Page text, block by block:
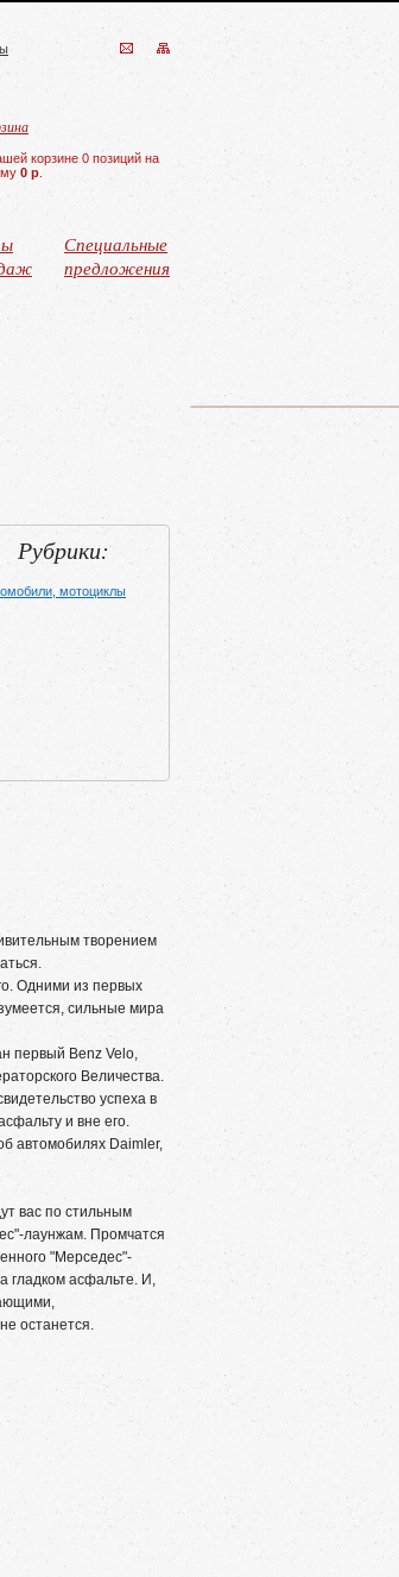
корзине 0 позиций на
0 р
Специальные
предложения
Рубрики:
мотоциклы
творением
Одними из первых
сильные мира
первый Benz Velo,
Величества.
успеха в
и вне его.
автомобилях Daimler,
вас по стильным
лаунжам. Промчатся
"Мерседес"-
гладком асфальте. И,
останется.